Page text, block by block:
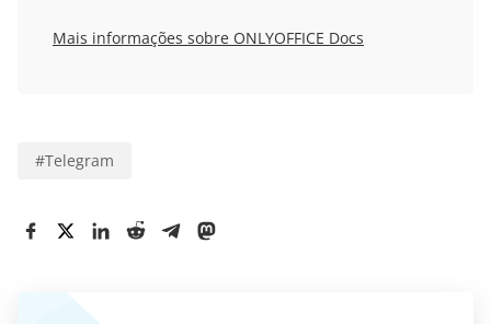
Mais informações sobre ONLYOFFICE Docs
#Telegram